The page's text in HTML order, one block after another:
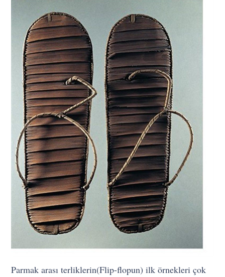
Parmak arası terliklerin(Flip-flopun) ilk örnekleri çok